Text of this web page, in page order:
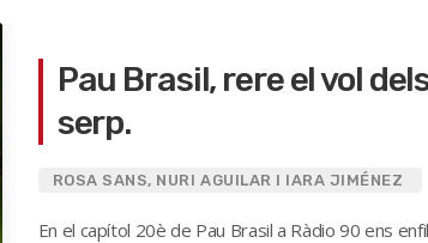
Pau Brasil, rere el vol
serp.
ROSA SANS, NURI AGUILAR I IARA JIMÉNEZ
En el capítol 20è de Pau Brasil a Ràdio 90 ens